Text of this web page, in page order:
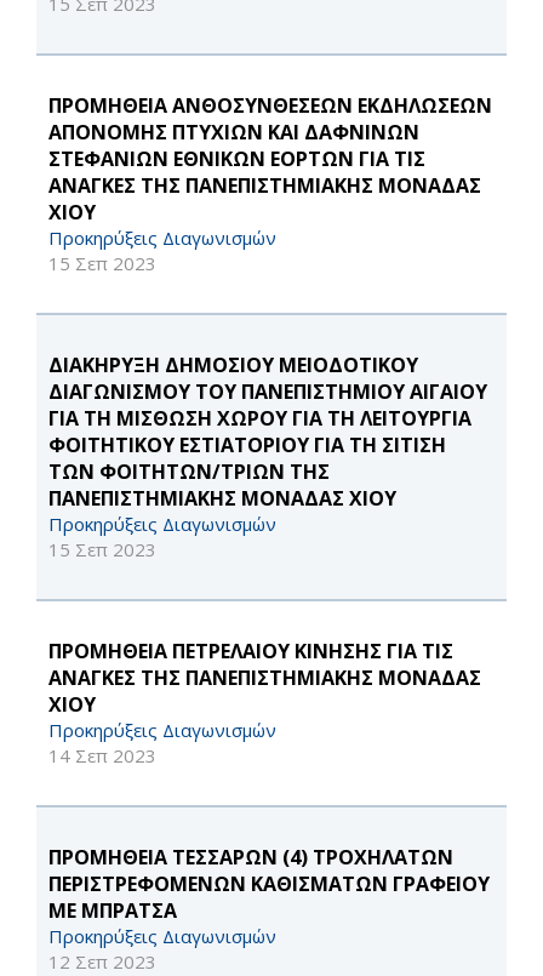
ΠΡΟΜΗΘΕΙΑ ΑΝΘΟΣΥΝΘΕΣΕΩΝ ΕΚΔΗΛΩΣΕΩΝ
ΑΠΟΝΟΜΗΣ ΠΤΥΧΙΩΝ ΚΑΙ ΔΑΦΝΙΝΩΝ
ΣΤΕΦΑΝΙΩΝ ΕΘΝΙΚΩΝ ΕΟΡΤΩΝ ΓΙΑ ΤΙΣ
ΑΝΑΓΚΕΣ ΤΗΣ ΠΑΝΕΠΙΣΤΗΜΙΑΚΗΣ ΜΟΝΑΔΑΣ
ΧΙΟΥ
Προκηρύξεις Διαγωνισμών
15 Σεπ 2023
ΔΙΑΚΗΡΥΞΗ ΔΗΜΟΣΙΟΥ ΜΕΙΟΔΟΤΙΚΟΥ
ΔΙΑΓΩΝΙΣΜΟΥ ΤΟΥ ΠΑΝΕΠΙΣΤΗΜΙΟΥ ΑΙΓΑΙΟΥ
ΓΙΑ ΤΗ ΜΙΣΘΩΣΗ ΧΩΡΟΥ ΓΙΑ ΤΗ ΛΕΙΤΟΥΡΓΙΑ
ΦΟΙΤΗΤΙΚΟΥ ΕΣΤΙΑΤΟΡΙΟΥ ΓΙΑ ΤΗ ΣΙΤΙΣΗ
ΤΩΝ ΦΟΙΤΗΤΩΝ/ΤΡΙΩΝ ΤΗΣ
ΠΑΝΕΠΙΣΤΗΜΙΑΚΗΣ ΜΟΝΑΔΑΣ ΧΙΟΥ
Προκηρύξεις Διαγωνισμών
15 Σεπ 2023
ΠΡΟΜΗΘΕΙΑ ΠΕΤΡΕΛΑΙΟΥ ΚΙΝΗΣΗΣ ΓΙΑ ΤΙΣ
ΑΝΑΓΚΕΣ ΤΗΣ ΠΑΝΕΠΙΣΤΗΜΙΑΚΗΣ ΜΟΝΑΔΑΣ
ΧΙΟΥ
Προκηρύξεις Διαγωνισμών
14 Σεπ 2023
ΠΡΟΜΗΘΕΙΑ ΤΕΣΣΑΡΩΝ (4) ΤΡΟΧΗΛΑΤΩΝ
ΠΕΡΙΣΤΡΕΦΟΜΕΝΩΝ ΚΑΘΙΣΜΑΤΩΝ ΓΡΑΦΕΙΟΥ
ΜΕ ΜΠΡΑΤΣΑ
Προκηρύξεις Διαγωνισμών
12 Σεπ 2023